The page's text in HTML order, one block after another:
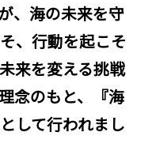
、海の未来を守
、行動を起こそ
来を変える挑戦
念のもと、『海
して行われまし